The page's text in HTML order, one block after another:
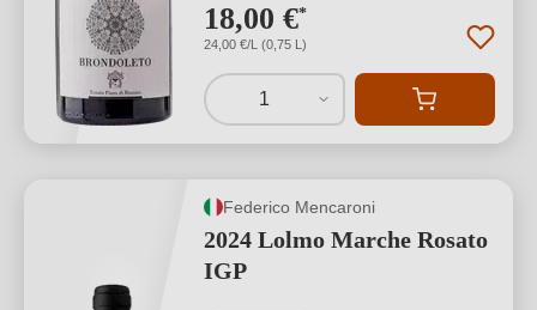
18,00 €*
24,00 €/L (0,75 L)
1
Federico Mencaroni
2024 Lolmo Marche Rosato
IGP